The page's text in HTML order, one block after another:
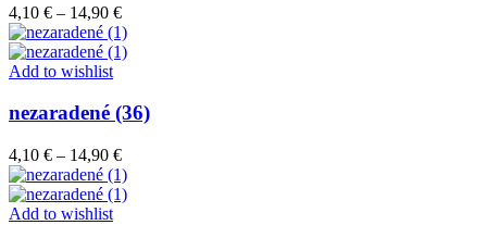
4,10 € – 14,90 €Price
range:
4,10 €
Add to wishlist
nezaradené (36)
4,10 € – 14,90 €Price
range:
4,10 €
Add to wishlist